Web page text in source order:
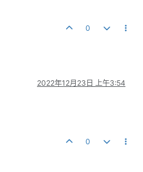
0
2022年12月23日 上午3:54
0